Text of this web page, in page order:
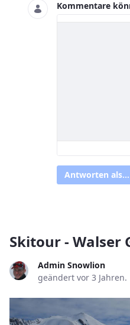
Kommentare
Antworten als...
Skitour - Walser
Admin Snowlion
geändert vor 3 Jahren.